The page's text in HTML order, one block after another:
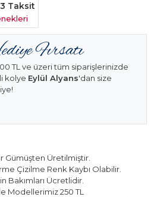
Taksit
TL ve üzeri tüm siparişlerinizde
kolye Eylül Alyans'dan size
Gümüşten Üretilmiştir.
Çizilme Renk Kaybı Olabilir.
Bakımları Ücretlidir.
Modellerimiz 250 TL